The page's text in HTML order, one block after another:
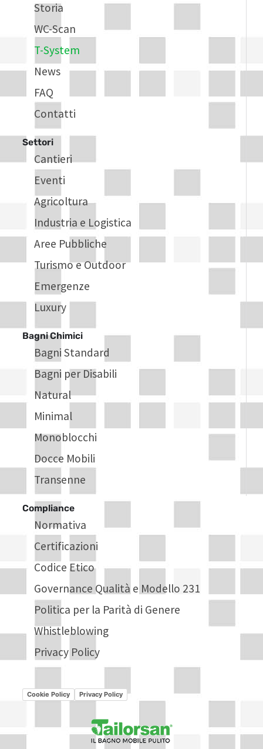
Storia
WC-Scan
T-System
News
FAQ
Contatti
Settori
Cantieri
Eventi
Agricoltura
Industria e Logistica
Aree Pubbliche
Turismo e Outdoor
Emergenze
Luxury
Bagni Chimici
Bagni Standard
Bagni per Disabili
Natural
Minimal
Monoblocchi
Docce Mobili
Transenne
Compliance
Normativa
Certificazioni
Codice Etico
Governance Qualità e Modello 231
Politica per la Parità di Genere
Whistleblowing
Privacy Policy
Cookie Policy Privacy Policy